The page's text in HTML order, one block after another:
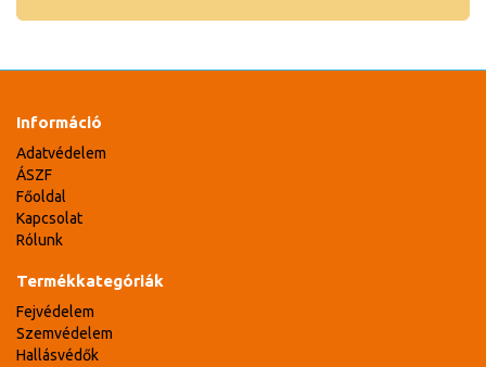
Információ
Adatvédelem
ÁSZF
Főoldal
Kapcsolat
Rólunk
Termékkategóriák
Fejvédelem
Szemvédelem
Hallásvédők